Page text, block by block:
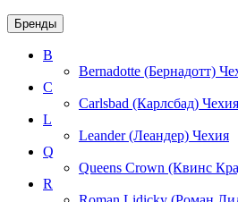
Бренды
B
Bernadotte (Бернадотт)
C
Carlsbad (Карлсбад) Чехия
L
Leander (Леандер) Чехия
Q
Queens Crown (Квинс
R